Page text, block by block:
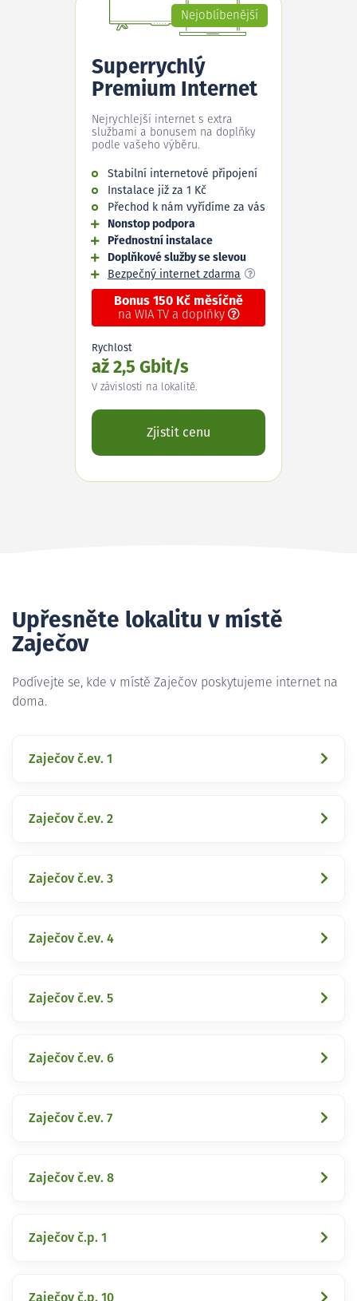
Nejoblíbenější
Superrychlý
Premium Internet
Nejrychlejší internet s extra
službami a bonusem na doplňky
podle vašeho výběru.
Stabilní internetové připojení
Instalace již za 1 Kč
Přechod k nám vyřídíme za vás
Nonstop podpora
Přednostní instalace
Doplňkové služby se slevou
Bezpečný internet zdarma
Bonus 150 Kč měsíčně
na WIA TV a doplňky
Rychlost
až 2,5 Gbit/s
V závislosti na lokalitě.
Zjistit cenu
Upřesněte lokalitu v místě
Zaječov
Podívejte se, kde v místě Zaječov poskytujeme internet na
doma.
Zaječov č.ev. 1
Zaječov č.ev. 2
Zaječov č.ev. 3
Zaječov č.ev. 4
Zaječov č.ev. 5
Zaječov č.ev. 6
Zaječov č.ev. 7
Zaječov č.ev. 8
Zaječov č.p. 1
Zaječov č.p. 10